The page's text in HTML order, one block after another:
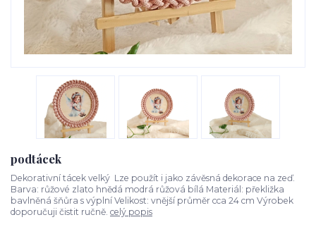
podtácek
Dekorativní tácek velký Lze použít i jako závěsná dekorace na zeď.
Barva: růžové zlato hnědá modrá růžová bílá Materiál: překližka
bavlněná šňůra s výplní Velikost: vnější průměr cca 24 cm Výrobek
doporučuji čistit ručně. celý popis